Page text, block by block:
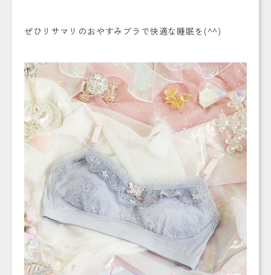
ぜひリサマリのおやすみブラで快適な睡眠を(^^)